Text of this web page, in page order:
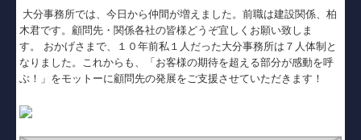
大分事務所では、今日から仲間が増えました。前職は建設関係、柏
木君です。顧問先・関係各社の皆様どうぞ宜しくお願い致しま
す。 おかげさまで、１０年前私１人だった大分事務所は７人体制と
なりました。これからも、「お客様の期待を超える部分が感動を呼
ぶ！」をモットーに顧問先の発展をご支援させていただきます！